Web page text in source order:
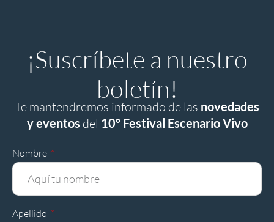
¡Suscríbete a nuestro
boletín!
Te mantendremos informado de las novedades
y eventos del 10º Festival Escenario Vivo
Nombre
Apellido